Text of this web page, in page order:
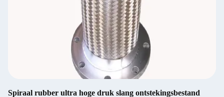
Spiraal rubber ultra hoge druk slang ontstekingsbestand